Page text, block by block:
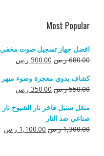
Most Popular
افضل جهاز تسجيل صوت مخفي يسجل 20 يوم
680.00 ر.س السعر
هو:
680.00 ر.س.
500.00 ر.سالسعر
هو:
500.00 ر.س.
كشاف يدوي معجزة وضوء مبهر
550.00 ر.س السعر
هو:
550.00 ر.س.
350.00 ر.سالسعر
هو:
منقل ستيل فاخر نار الشيوخ
صناعي ضد النار
1,300.00 ر.س السعر
1,100.00 ر.س